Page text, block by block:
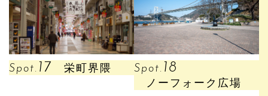
Spot. 17 栄町界隈 Spot. 18
ノーフォーク広場